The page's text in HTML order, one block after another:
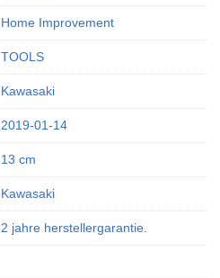
Home Improvement
TOOLS
Kawasaki
2019-01-14
13 cm
Kawasaki
2 jahre herstellergarantie.